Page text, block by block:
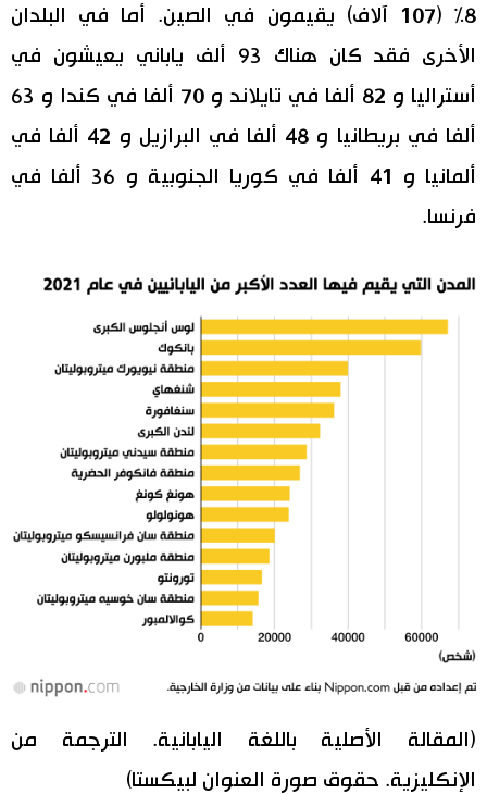
8% (107 آلاف) يقيمون في الصين. أما في البلدان
الأخرى فقد كان هناك 93 ألف ياباني يعيشون في
أستراليا و 82 ألفا في تايلاند و 70 ألفا في كندا و 63
ألفا في بريطانيا و 48 ألفا في البرازيل و 42 ألفا في
ألمانيا و 41 ألفا في كوريا الجنوبية و 36 ألفا في
فرنسا.
(المقالة الأصلية باللغة اليابانية. الترجمة من
الإنكليزية. حقوق صورة العنوان لبيكستا)